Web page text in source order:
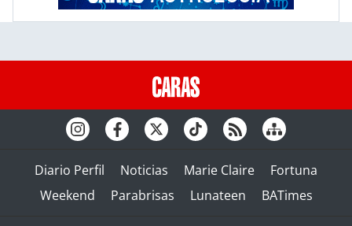
Diario Perfil Noticias Marie Claire
Fortuna
Weekend
Parabrisas Lunateen BATimes